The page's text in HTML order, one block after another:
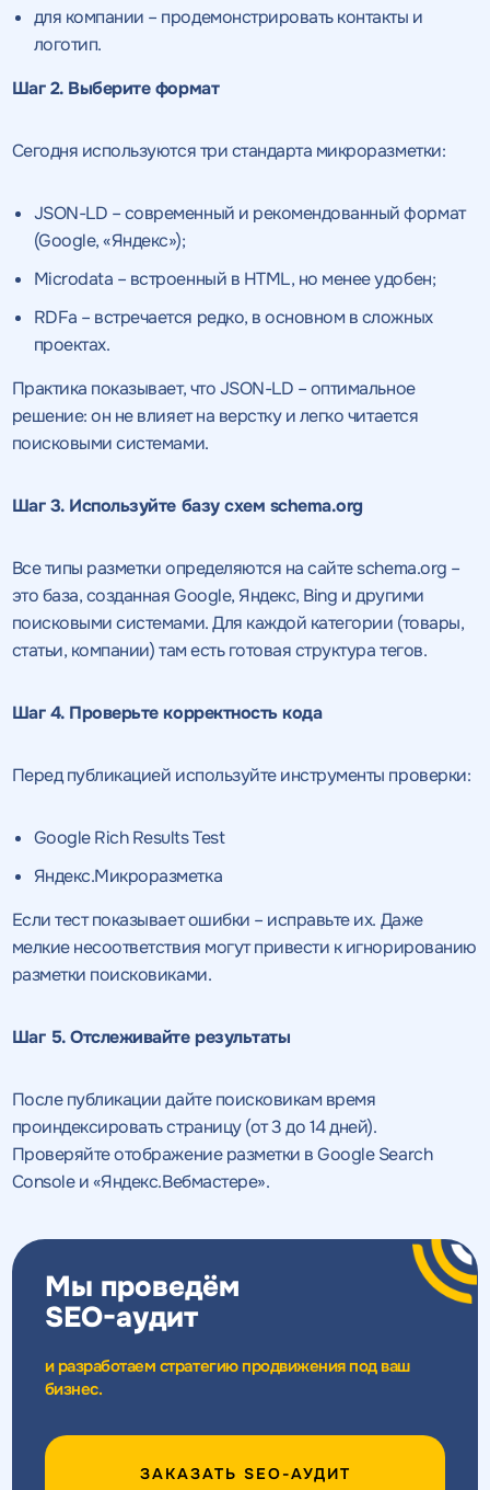
для компании – продемонстрировать контакты и
логотип.
Шаг 2. Выберите формат
Сегодня используются три стандарта микроразметки:
JSON-LD – современный и рекомендованный формат
(Google, «Яндекс»);
Microdata – встроенный в HTML, но менее удобен;
RDFa – встречается редко, в основном в сложных
проектах.
Практика показывает, что JSON-LD – оптимальное
решение: он не влияет на верстку и легко читается
поисковыми системами.
Шаг 3. Используйте базу схем schema.org
Все типы разметки определяются на сайте schema.org –
это база, созданная Google, Яндекс, Bing и другими
поисковыми системами. Для каждой категории (товары,
статьи, компании) там есть готовая структура тегов.
Шаг 4. Проверьте корректность кода
Перед публикацией используйте инструменты проверки:
Google Rich Results Test
Яндекс.Микроразметка
Если тест показывает ошибки – исправьте их. Даже
мелкие несоответствия могут привести к игнорированию
разметки поисковиками.
Шаг 5. Отслеживайте результаты
После публикации дайте поисковикам время
проиндексировать страницу (от 3 до 14 дней).
Проверяйте отображение разметки в Google Search
Console и «Яндекс.Вебмастере».
Мы проведём
SEO-аудит
и разработаем стратегию продвижения под ваш
бизнес.
ЗАКАЗАТЬ SEO-АУДИТ
качественный
SEO - аудит
Вместе с аудитом
мы даем структуру
конкурентов в поиске
Отклик на вакансию
Укажите ваш номер телефона и мы свяжемся с
вами в ближайшее время
Нажимая на кнопку, "Отправить" вы даете согласиена
политикой
ОТПРАВИТЬ
Воспользоваться
предложением
Укажите ваш номер телефона
и введите промокод
интересующему вас